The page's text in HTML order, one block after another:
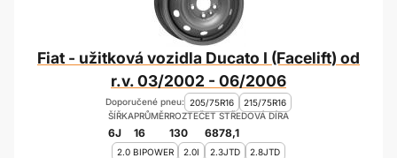
Fiat - užitková vozidla Ducato I (Facelift) od
r.v. 03/2002 - 06/2006
ŠÍŘKA
6J
PRŮMĚR
16
ROZTEČ
130
ET
68
STŘEDOVÁ DÍRA
78,1
Doporučené pneu: 205/75R16 215/75R16
2.0 BIPOWER 2.0I 2.3JTD 2.8JTD